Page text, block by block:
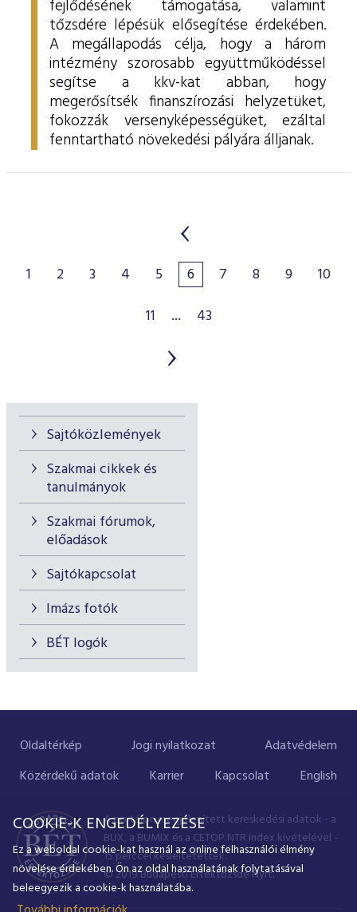
Sajtóközlemények
Szakmai cikkek és
tanulmányok
Szakmai fórumok,
előadások
Sajtókapcsolat
Imázs fotók
BÉT logók
fejlődésének támogatása, valamint
tőzsdére lépésük elősegítése érdekében.
A megállapodás célja, hogy a három
intézmény szorosabb együttműködéssel
segítse a kkv-kat abban, hogy
megerősítsék finanszírozási helyzetüket,
fokozzák versenyképességüket, ezáltal
fenntartható növekedési pályára álljanak.
1 2 3 4 5 6 7 8 9
10
11
... 43
Oldaltérkép Jogi nyilatkozat
Adatvédelem
Közérdekű adatok
Karrier Kapcsolat English
A portálon megjelenített kereskedési adatok - a
BUX, a BUMIX és a CETOP NTR index kivételével -
15 perccel késleltetettek.
© 2019 Budapesti Értéktőzsde Nyrt.
COOKIE-K ENGEDÉLYEZÉSE
Ez a weboldal cookie-kat használ az online felhasználói élmény
növelése érdekében. Ön az oldal használatának folytatásával
beleegyezik a cookie-k használatába.